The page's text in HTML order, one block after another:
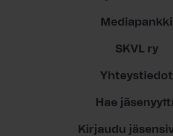
Mediapankki
SKVL ry
Yhteystiedot
Hae
Kirjaudu